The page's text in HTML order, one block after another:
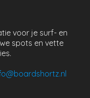
voor je surf- en
spots en vette